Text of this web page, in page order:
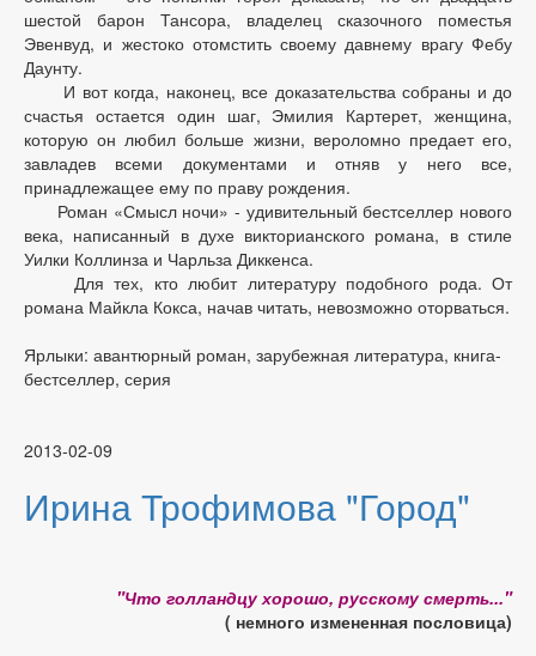
шестой барон Тансора, владелец сказочного поместья
Эвенвуд, и жестоко отомстить своему давнему врагу Фебу
Даунту.
И вот когда, наконец, все доказательства собраны и до
счастья остается один шаг, Эмилия Картерет, женщина,
которую он любил больше жизни, вероломно предает его,
завладев всеми документами и отняв у него все,
принадлежащее ему по праву рождения.
Роман «Смысл ночи» - удивительный бестселлер нового
века, написанный в духе викторианского романа, в стиле
Уилки Коллинза и Чарльза Диккенса.
Для тех, кто любит литературу подобного рода. От
романа Майкла Кокса, начав читать, невозможно оторваться.
Ярлыки: авантюрный роман, зарубежная литература, книга-
бестселлер, серия
2013-02-09
Ирина Трофимова "Город"
"Что голландцу хорошо, русскому смерть..."
( немного измененная пословица)